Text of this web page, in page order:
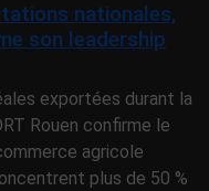
nationales,
son leadership
exportées durant la
Rouen confirme le
agricole
plus de 50 %